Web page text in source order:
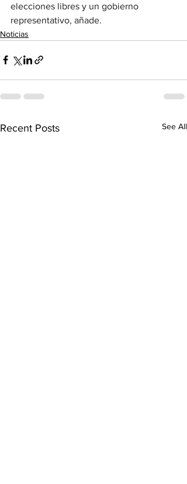
elecciones libres y un gobierno
representativo, añade.
Noticias
Recent Posts See All